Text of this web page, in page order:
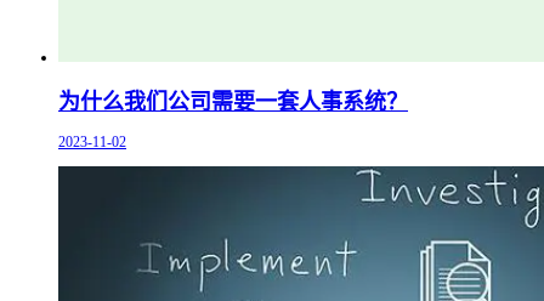
为什么我们公司需要一套人事系统？
2023-11-02